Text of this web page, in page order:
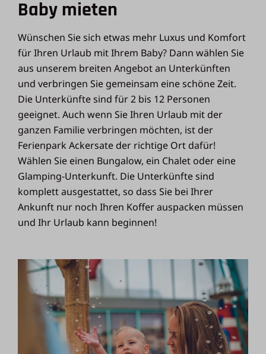
Baby mieten
Wünschen Sie sich etwas mehr Luxus und Komfort
für Ihren Urlaub mit Ihrem Baby? Dann wählen Sie
aus unserem breiten Angebot an Unterkünften
und verbringen Sie gemeinsam eine schöne Zeit.
Die Unterkünfte sind für 2 bis 12 Personen
geeignet. Auch wenn Sie Ihren Urlaub mit der
ganzen Familie verbringen möchten, ist der
Ferienpark Ackersate der richtige Ort dafür!
Wählen Sie einen Bungalow, ein Chalet oder eine
Glamping-Unterkunft. Die Unterkünfte sind
komplett ausgestattet, so dass Sie bei Ihrer
Ankunft nur noch Ihren Koffer auspacken müssen
und Ihr Urlaub kann beginnen!